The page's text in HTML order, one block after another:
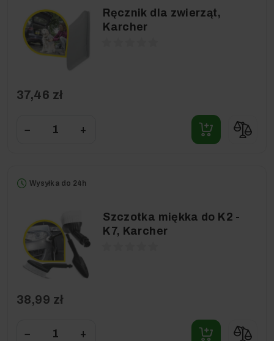
Ręcznik dla zwierząt,
Karcher
37,46 zł
− +
Wysyłka do 24h
Szczotka miękka do K2 -
K7, Karcher
38,99 zł
− +